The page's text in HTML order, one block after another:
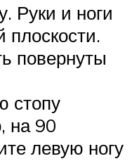
Руки и ноги
плоскости.
повернуты
стопу
на 90
левую ногу